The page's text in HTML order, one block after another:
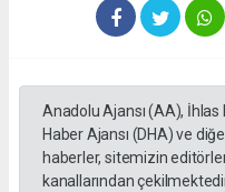
Anadolu Ajansı (AA), İhlas
Haber Ajansı (DHA) ve
haberler, sitemizin
kanallarından